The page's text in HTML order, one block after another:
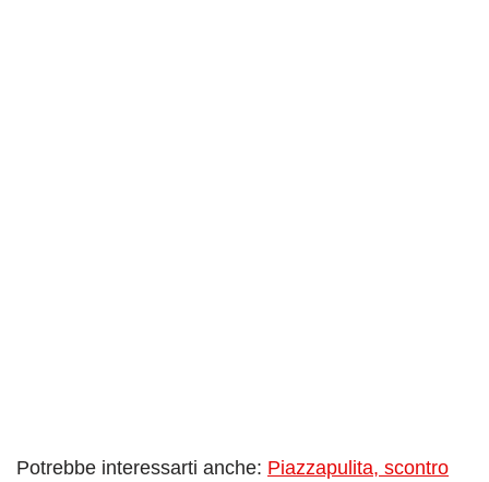
Potrebbe interessarti anche: Piazzapulita, scontro